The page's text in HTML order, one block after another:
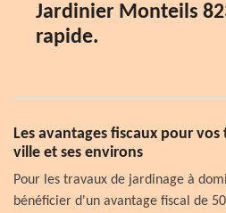
Jardinier Monteils
rapide.
Les avantages fiscaux pour
ville et ses environs
Pour les travaux de jardinage à
bénéficier d'un avantage fiscal de